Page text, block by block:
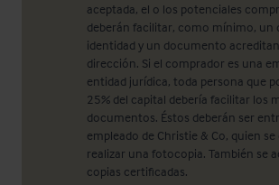
aceptada, el o los potenciales
deberán facilitar, como mínimo, un
identidad y un documento
dirección. Si el comprador es una
entidad jurídica, toda persona que
25% del capital debería facilitar los
documentos. Éstos deberán ser
empleado de Christie & Co, quien
realizar una fotocopia. También se
copias certificadas.